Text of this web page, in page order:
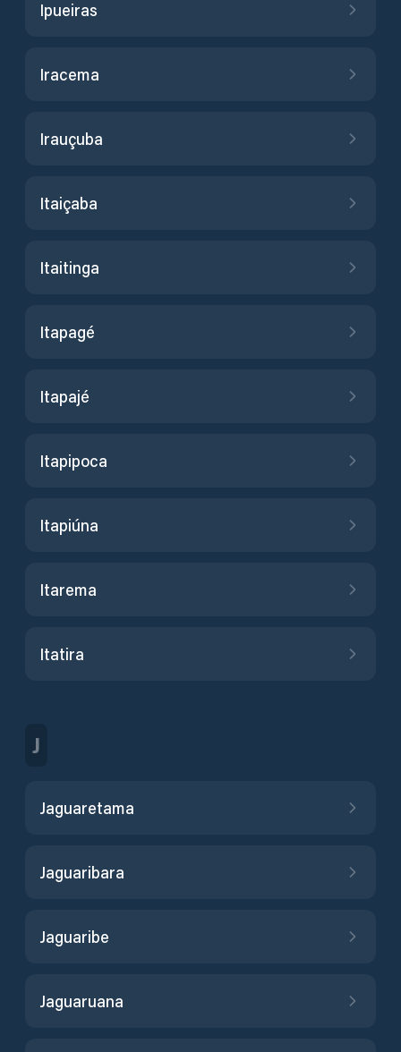
Ipueiras
Iracema
Irauçuba
Itaiçaba
Itaitinga
Itapagé
Itapajé
Itapipoca
Itapiúna
Itarema
Itatira
J
Jaguaretama
Jaguaribara
Jaguaribe
Jaguaruana